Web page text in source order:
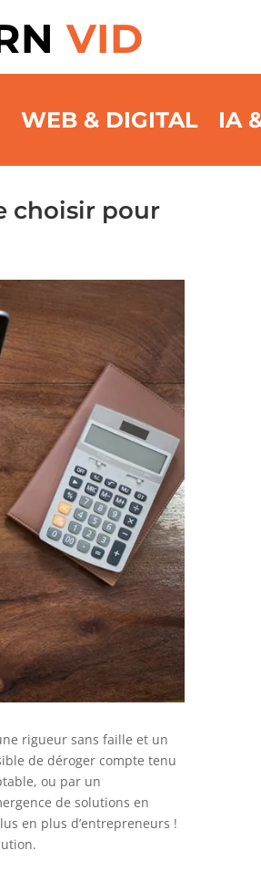
VID
WEB & DIGITAL IA
choisir pour
rigueur sans faille et un
de déroger compte tenu
ou par un
de solutions en
en plus d’entrepreneurs !